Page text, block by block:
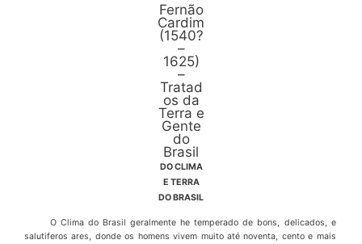
Fernão
Cardim
(1540?
–
1625)
–
Tratad
os da
Terra e
Gente
do
Brasil
DO CLIMA
E TERRA
DO BRASIL
O Clima do Brasil geralmente he temperado de bons, delicados, e
salutiferos ares, donde os homens vivem muito aténoventa, cento e mais